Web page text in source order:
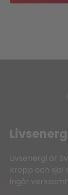
Livsenergi är
kropp och själ
ingår